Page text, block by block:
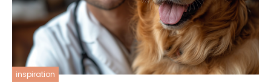
inspiration